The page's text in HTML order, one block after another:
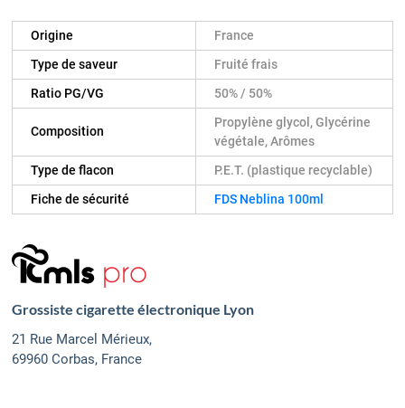
Origine
France
Type de saveur
Fruité frais
Ratio PG/VG
50% / 50%
Composition
Propylène glycol, Glycérine
végétale, Arômes
Type de flacon
P.E.T. (plastique recyclable)
Fiche de sécurité
FDS Neblina 100ml
Grossiste cigarette électronique Lyon
21 Rue Marcel Mérieux,
69960 Corbas, France